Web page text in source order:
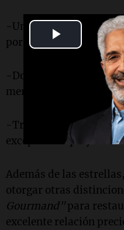
Play
Video
-Una estrella: Indica
por la cual vale la pena
-Dos estrellas:
merece un desvío en la
-Tres estrellas:
excepcional que
Además de las
otorgar otras
Gourmand"para
excelente relación